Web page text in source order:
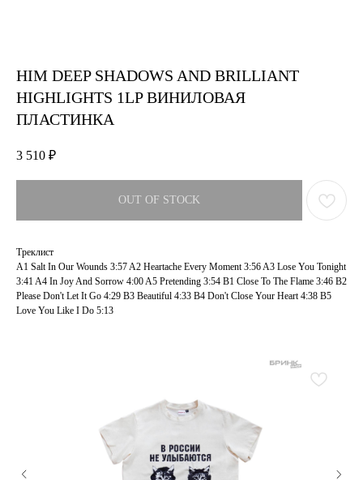
HIM DEEP SHADOWS AND BRILLIANT
HIGHLIGHTS 1LP ВИНИЛОВАЯ
ПЛАСТИНКА
3 510 ₽
OUT OF STOCK
Треклист
A1 Salt In Our Wounds 3:57 A2 Heartache Every Moment 3:56 A3 Lose You Tonight
3:41 A4 In Joy And Sorrow 4:00 A5 Pretending 3:54 B1 Close To The Flame 3:46 B2
Please Don't Let It Go 4:29 B3 Beautiful 4:33 B4 Don't Close Your Heart 4:38 B5
Love You Like I Do 5:13